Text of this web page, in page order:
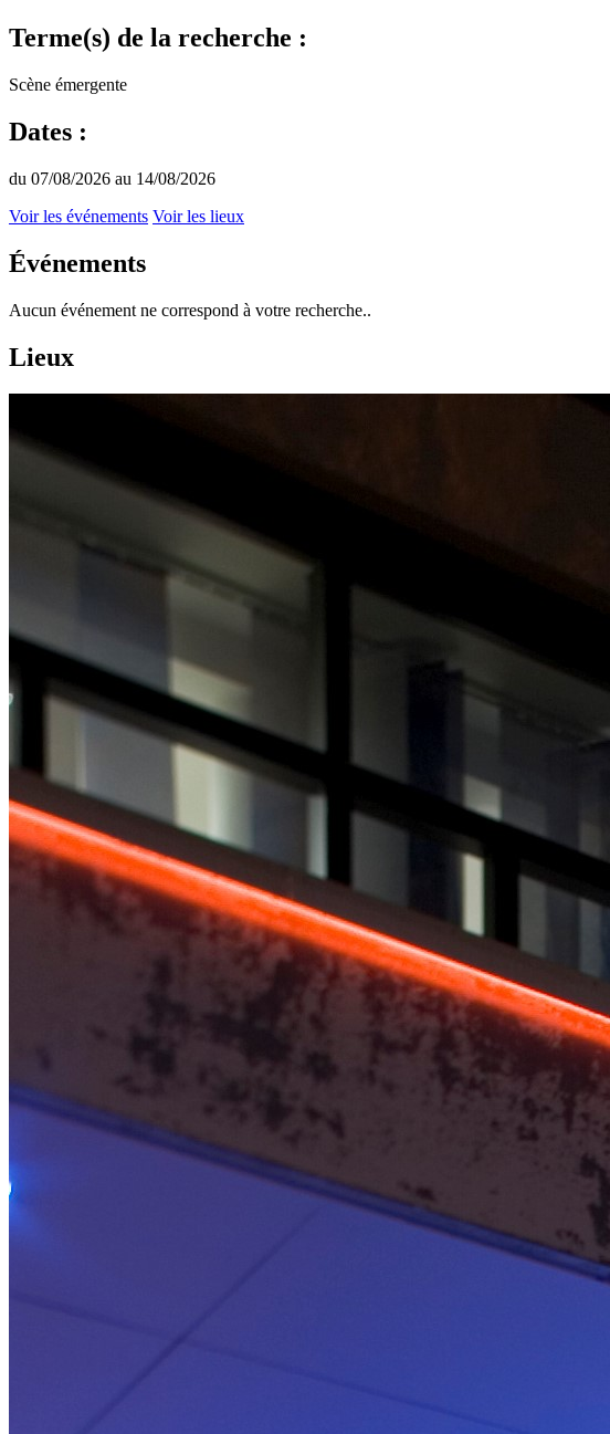
Terme(s) de la recherche :
Scène émergente
Dates :
du 07/08/2026 au 14/08/2026
Voir les événements Voir les lieux
Événements
Aucun événement ne correspond à votre recherche..
Lieux